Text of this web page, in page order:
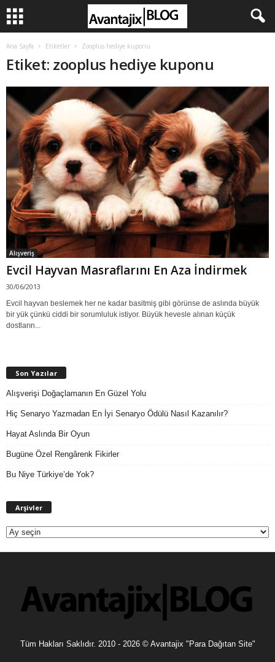
Ana Sayfa Etiketler Zooplus hediye kuponu
Etiket: zooplus hediye kuponu
Alışveriş
Evcil Hayvan Masraflarını En Aza İndirmek
30/06/2013
Evcil hayvan beslemek her ne kadar basitmiş gibi görünse de aslında büyük
bir yük çünkü ciddi bir sorumluluk istiyor. Büyük hevesle alınan küçük
dostların...
Son Yazılar
Alışverişi Doğaçlamanın En Güzel Yolu
Hiç Senaryo Yazmadan En İyi Senaryo Ödülü Nasıl Kazanılır?
Hayat Aslında Bir Oyun
Bugüne Özel Rengârenk Fikirler
Bu Niye Türkiye’de Yok?
Arşivler
Tüm Hakları Saklıdır. 2010 - 2026 © Avantajix "Para Dağıtan Site"